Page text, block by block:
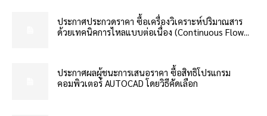
ประกาศประกวดราคา ซื้อเครื่องวิเคราะห์ปริมาณสาร
ด้วยเทคนิคการไหลแบบต่อเนื่อง (Continuous Flow...
ประกาศผลผู้ชนะการเสนอราคา ซื้อสิทธิโปรแกรม
คอมพิวเตอร์ AUTOCAD โดยวิธีคัดเลือก